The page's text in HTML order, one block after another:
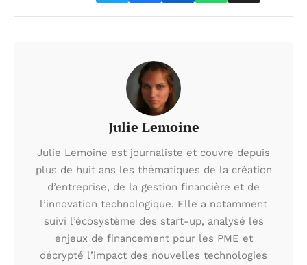
Julie Lemoine
Julie Lemoine est journaliste et couvre depuis
plus de huit ans les thématiques de la création
d’entreprise, de la gestion financière et de
l’innovation technologique. Elle a notamment
suivi l’écosystème des start-up, analysé les
enjeux de financement pour les PME et
décrypté l’impact des nouvelles technologies